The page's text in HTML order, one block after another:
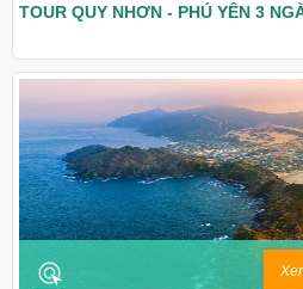
TOUR QUY NHƠN - PHÚ YÊN 3